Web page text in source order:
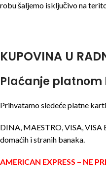
robu šaljemo isključivo na
KUPOVINA U
Plaćanje
Prihvatamo sledeće platne
DINA, MAESTRO, VISA, VISA
domaćih i stranih banaka.
AMERICAN EXPRESS – NE